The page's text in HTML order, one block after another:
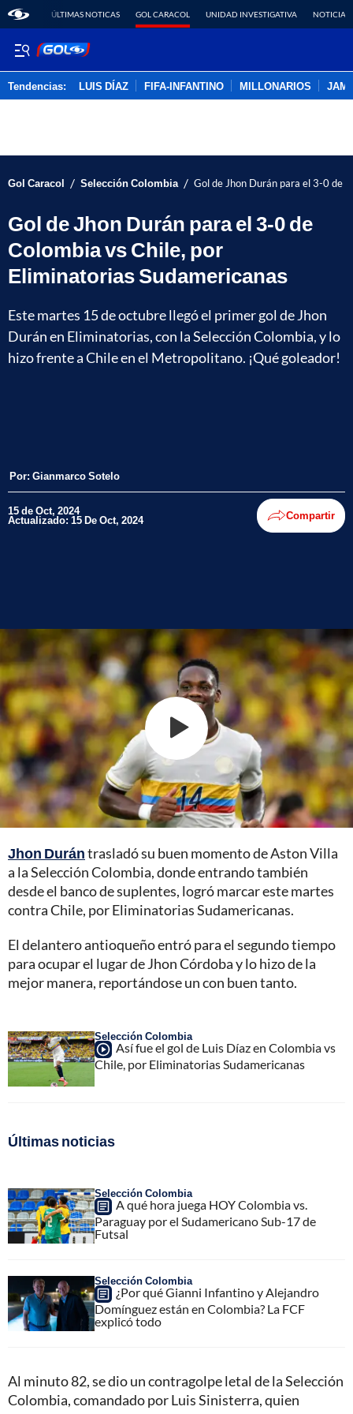
ÚLTIMAS NOTICAS GOL CARACOL UNIDAD INVESTIGATIVA NOTICIAS
Tendencias: LUIS DÍAZ FIFA-INFANTINO MILLONARIOS
Gol Caracol / Selección Colombia / Gol de Jhon Durán para el 3-0 de
Gol de Jhon Durán para el 3-0 de
Colombia vs Chile, por
Eliminatorias Sudamericanas
Este martes 15 de octubre llegó el primer gol de Jhon
Durán en Eliminatorias, con la Selección Colombia, y lo
hizo frente a Chile en el Metropolitano. ¡Qué goleador!
Por: Gianmarco Sotelo
15 de Oct, 2024
Actualizado: 15 De Oct, 2024 Compartir
Jhon Durántrasladó su buen momento de Aston Villa
a la Selección Colombia, donde entrando también
desde el banco de suplentes, logró marcar este martes
contra Chile, por Eliminatorias Sudamericanas.
El delantero antioqueño entró para el segundo tiempo
para ocupar el lugar de Jhon Córdoba y lo hizo de la
mejor manera, reportándose un con buen tanto.
Selección Colombia
Así fue el gol de Luis Díaz en Colombia vs
Chile, por Eliminatorias Sudamericanas
Últimas noticias
Selección Colombia
A qué hora juega HOY Colombia vs.
Paraguay por el Sudamericano Sub-17 de
Futsal
Selección Colombia
¿Por qué Gianni Infantino y Alejandro
Domínguez están en Colombia? La FCF
explicó todo
Al minuto 82, se dio un contragolpe letal de la Selección
Colombia, comandado por Luis Sinisterra, quien